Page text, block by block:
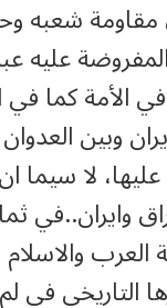
مقاومة شعبه
الأمة كما في
وبين العدوان
لا سيما
وايران..في
العرب
التاريخي في